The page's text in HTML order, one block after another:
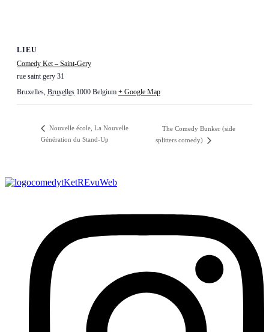
LIEU
Comedy Ket – Saint-Gery
rue saint gery 31
Bruxelles, Bruxelles 1000 Belgium + Google Map
Nouvelle école, La Nouvelle
Génération du Stand-Up
The Comedy Bunker (side
splitters comedy)